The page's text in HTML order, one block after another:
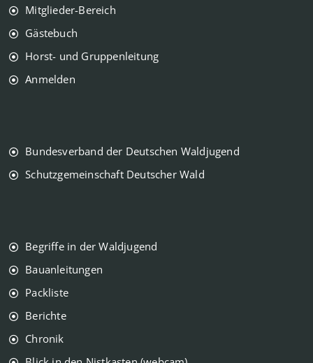
Mitglieder-Bereich
Gästebuch
Horst- und Gruppenleitung
Anmelden
Bundesverband der Deutschen Waldjugend
Schutzgemeinschaft Deutscher Wald
Begriffe in der Waldjugend
Bauanleitungen
Packliste
Berichte
Chronik